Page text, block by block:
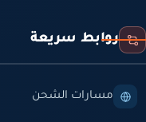
روابط سريعة
مسارات الشحن